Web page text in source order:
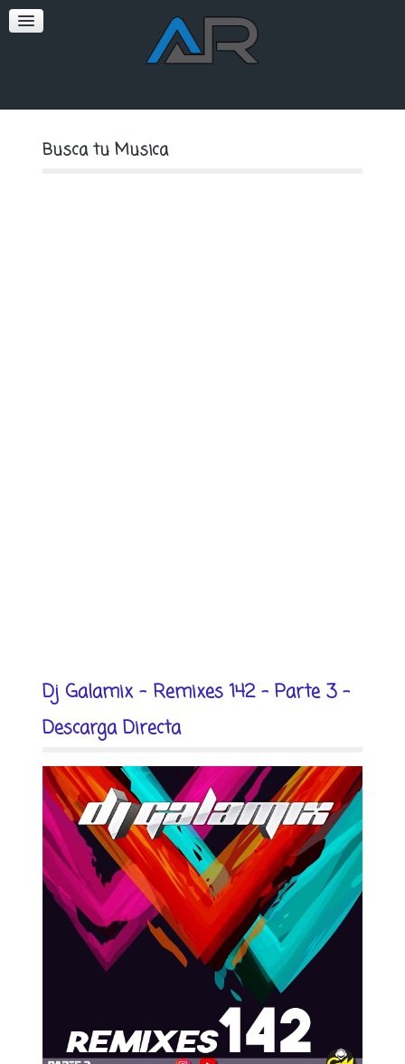
SOFT
Busca tu Musica
Dj Galamix - Remixes 142 - Parte 3 -
Descarga Directa